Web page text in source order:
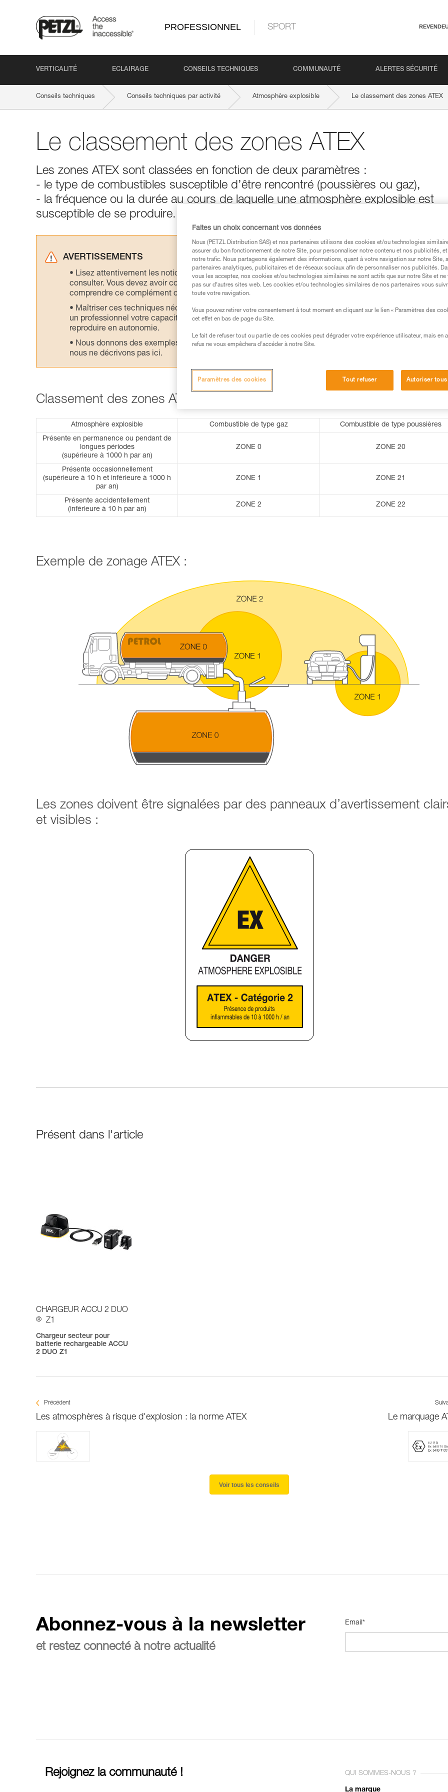
PROFESSIONNEL SPORT
VERTICALITÉ ECLAIRAGE CONSEILS TECHNIQUES COMMUNAUTÉ ALERTES SÉCURITÉ
Conseils techniques Conseils techniques par activité Atmosphère explosible Le classement des zones ATEX
Le classement des zones ATEX
Les zones ATEX sont classées en fonction de deux paramètres :
- le type de combustibles susceptible d’être rencontré (poussières ou gaz),
- la fréquence ou la durée au cours de laquelle une atmosphère explosible est
susceptible de se produire.
AVERTISSEMENTS
Lisez attentivement les notices techniques des produits utilisés dans ce conseil avant de le
consulter. Vous devez avoir compris les informations de la notice technique pour pouvoir
comprendre ce complément d’informations.
Maîtriser ces techniques nécessite une formation et un entraînement spécifique. Validez avec
un professionnel votre capacité à refaire la manipulation, seul, en toute sécurité, avant de la
reproduire en autonomie.
Nous donnons des exemples de techniques liées à votre activité. Il peut en exister d’autres que
nous ne décrivons pas ici.
Classement des zones ATEX :
Atmosphère explosible Combustible de type gaz
Combustible de type poussières
Présente en permanence ou pendant de
longues périodes
(supérieure à 1000 h par an)
ZONE 0 ZONE 20
Présente occasionnellement
(supérieure à 10 h et inférieure à 1000 h
par an)
ZONE 1 ZONE 21
Présente accidentellement
(inférieure à 10 h par an)
ZONE 2 ZONE 22
Exemple de zonage ATEX :
Les zones doivent être signalées par des panneaux d’avertissement
et visibles :
Présent dans l'article
CHARGEUR ACCU 2 DUO
® Z1
Chargeur secteur pour
batterie rechargeable ACCU
2 DUO Z1
Précédent
Les atmosphères à risque d'explosion : la norme ATEX Le marquage
Voir tous les conseils
Abonnez-vous à la newsletter
et restez connecté à notre actualité
Email*
Rejoignez la communauté ! QUI SOMMES-NOUS ?
La marque
Faites un choix concernant vos données
Nous (PETZL Distribution SAS) et nos partenaires utilisons des cookies et/ou technologies
assurer du bon fonctionnement de notre Site, pour personnaliser notre contenu et nos publicités,
notre trafic. Nous partageons également des informations, quant à votre navigation sur notre Site,
partenaires analytiques, publicitaires et de réseaux sociaux afin de personnaliser nos publicités.
vous les acceptez, nos cookies et/ou technologies similaires ne sont actifs que sur notre Site et ne
pas sur d’autres sites web. Les cookies et/ou technologies similaires de nos partenaires vous
toute votre navigation.
Vous pouvez retirer votre consentement à tout moment en cliquant sur le lien « Paramètres des
cet effet en bas de page du Site.
Le fait de refuser tout ou partie de ces cookies peut dégrader votre expérience utilisateur, mais en
refus ne vous empêchera d’accéder à notre Site.
Tout refuser Autoriser
Paramètres des cookies